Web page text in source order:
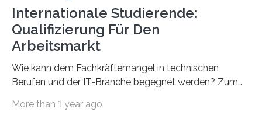
Internationale Studierende:
Qualifizierung Für Den
Arbeitsmarkt
Wie kann dem Fachkräftemangel in technischen
Berufen und der IT-Branche begegnet werden? Zum
Universität des Saarlandes und der Hochschule für
More than 1 year ago